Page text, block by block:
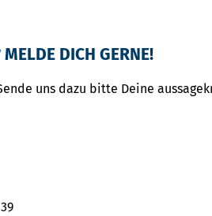
DICH GERNE!
uns dazu bitte Deine